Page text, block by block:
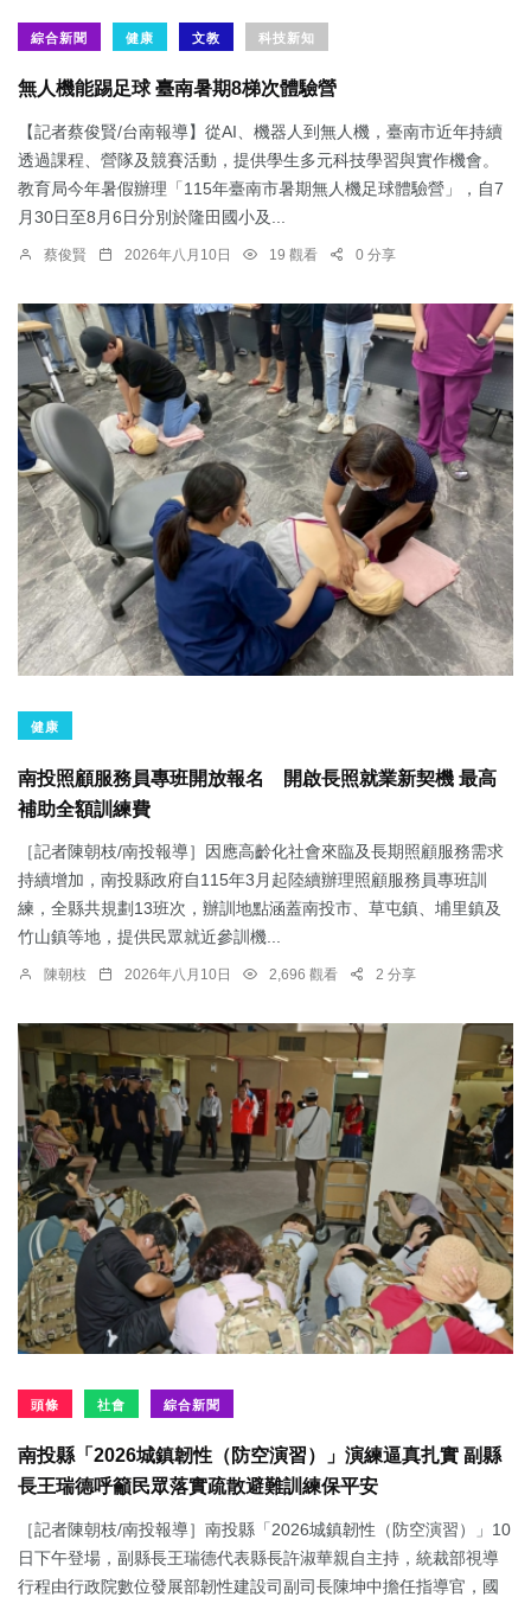
綜合新聞 健康 文教 科技新知
無人機能踢足球 臺南暑期8梯次體驗營
【記者蔡俊賢/台南報導】從AI、機器人到無人機，臺南市近年持續
透過課程、營隊及競賽活動，提供學生多元科技學習與實作機會。
教育局今年暑假辦理「115年臺南市暑期無人機足球體驗營」，自7
月30日至8月6日分別於隆田國小及...
蔡俊賢 2026年八月10日 19 觀看 0 分享
健康
南投照顧服務員專班開放報名 開啟長照就業新契機 最高
補助全額訓練費
［記者陳朝枝/南投報導］因應高齡化社會來臨及長期照顧服務需求
持續增加，南投縣政府自115年3月起陸續辦理照顧服務員專班訓
練，全縣共規劃13班次，辦訓地點涵蓋南投市、草屯鎮、埔里鎮及
竹山鎮等地，提供民眾就近參訓機...
陳朝枝 2026年八月10日 2,696 觀看 2 分享
頭條 社會 綜合新聞
南投縣「2026城鎮韌性（防空演習）」演練逼真扎實 副縣
長王瑞德呼籲民眾落實疏散避難訓練保平安
［記者陳朝枝/南投報導］南投縣「2026城鎮韌性（防空演習）」10
日下午登場，副縣長王瑞德代表縣長許淑華親自主持，統裁部視導
行程由行政院數位發展部韌性建設司副司長陳坤中擔任指導官，國